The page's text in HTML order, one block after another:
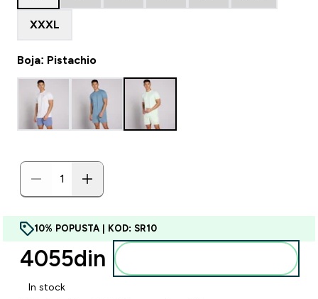
XXXL
Boja: Pistachio
10% POPUSTA | KOD: SR10
4055din‎
In stock